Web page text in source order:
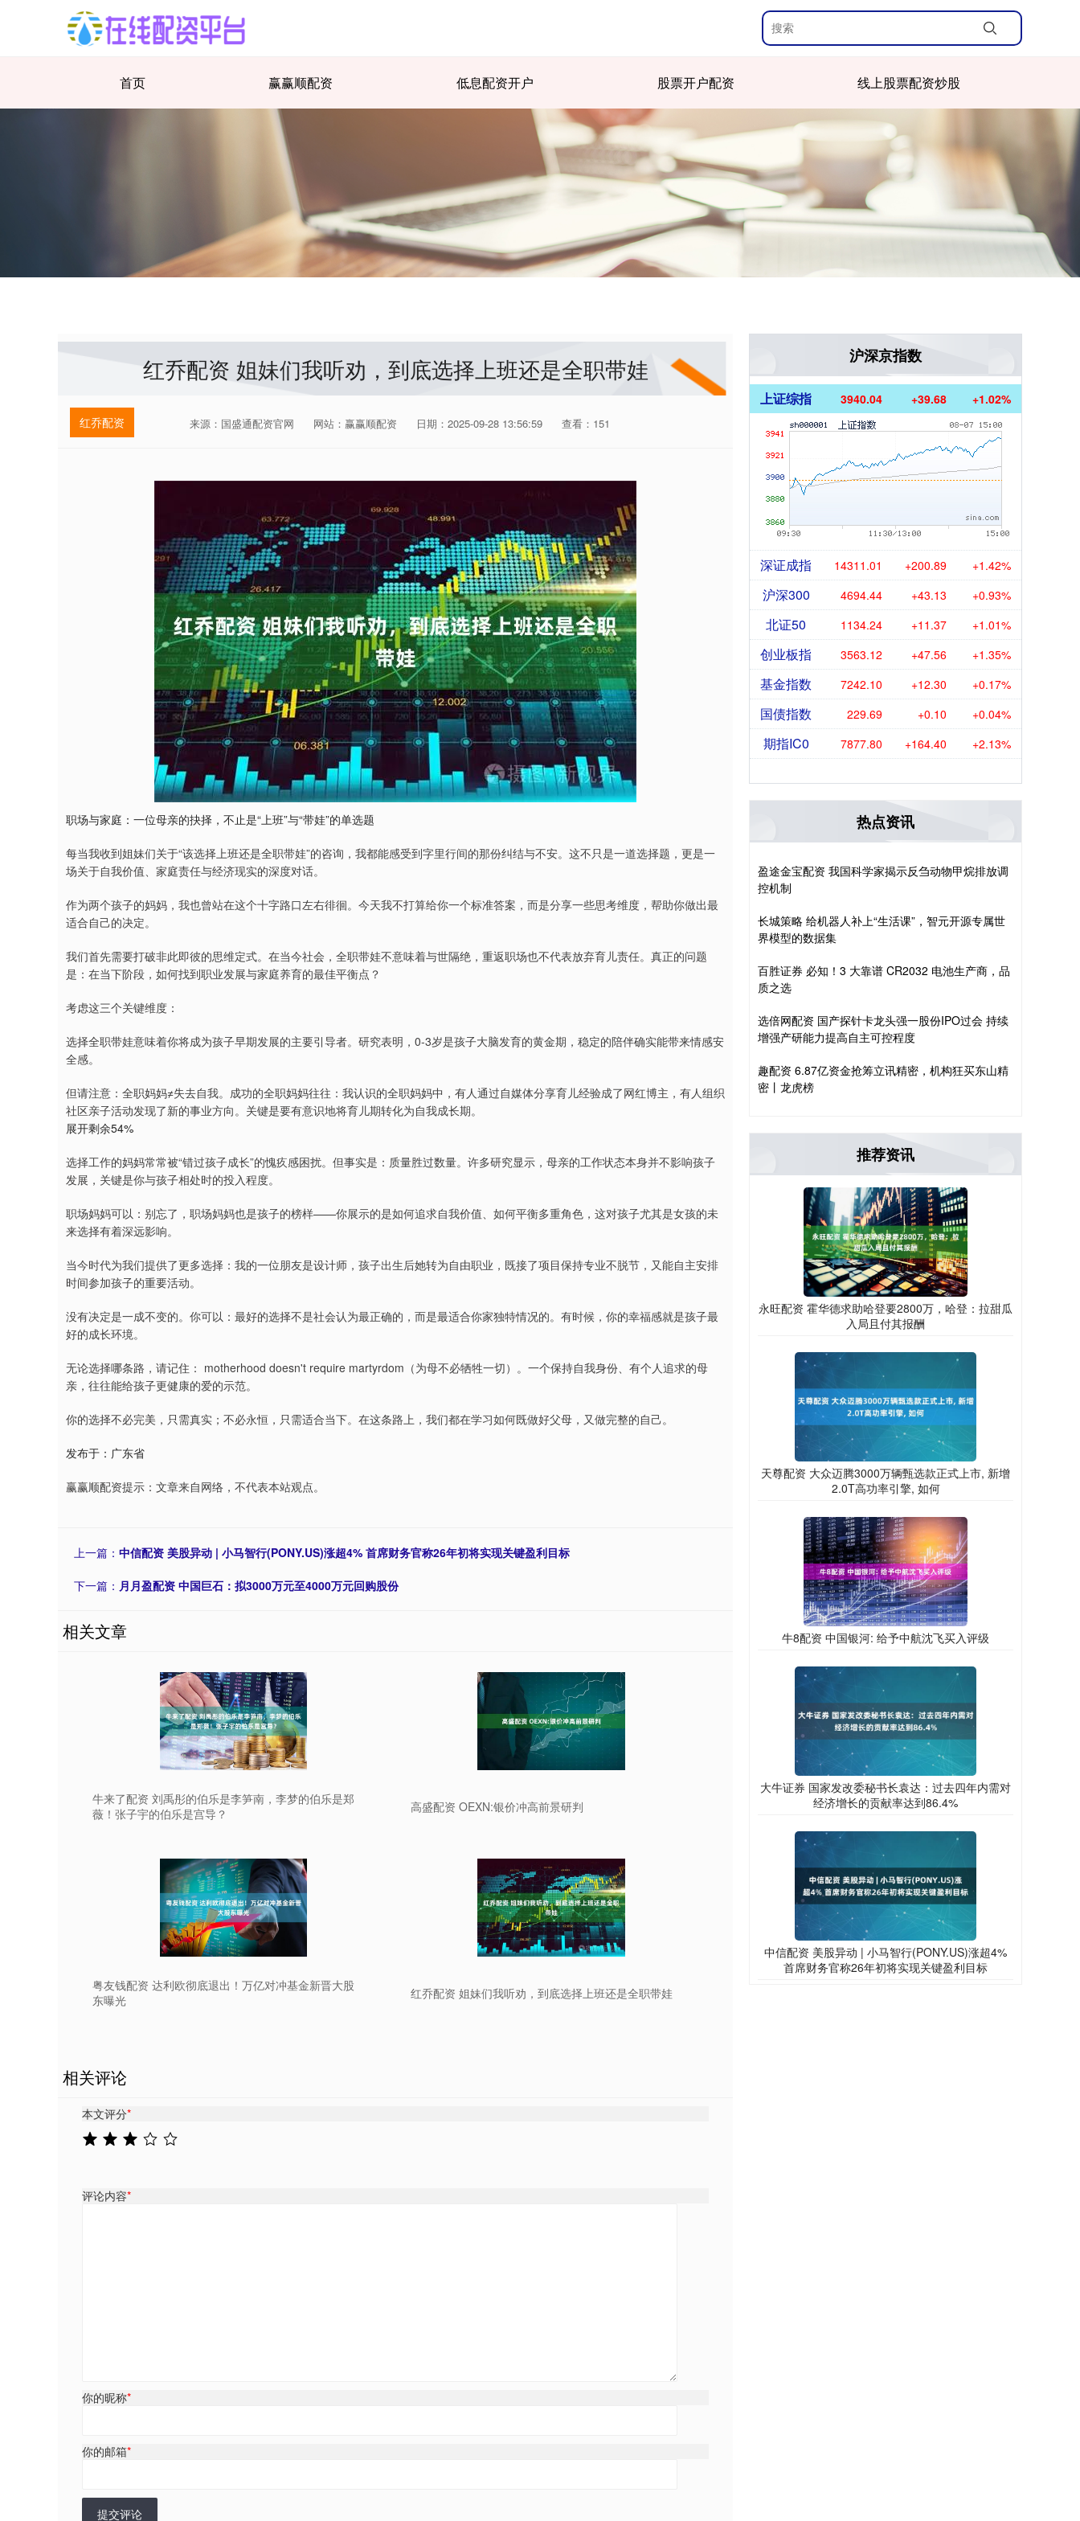
首页 赢赢顺配资 低息配资开户 股票开户配资 线上股票配资炒股
红乔配资 姐妹们我听劝，到底选择上班还是全职带娃
红乔配资 来源：国盛通配资官网 网站：赢赢顺配资 日期：2025-09-28 13:56:59 查看：151
职场与家庭：一位母亲的抉择，不止是“上班”与“带娃”的单选题
每当我收到姐妹们关于“该选择上班还是全职带娃”的咨询，我都能感受到字里行间的那份纠结与不安。这不只是一道选择题，更是一
场关于自我价值、家庭责任与经济现实的深度对话。
作为两个孩子的妈妈，我也曾站在这个十字路口左右徘徊。今天我不打算给你一个标准答案，而是分享一些思考维度，帮助你做出最
适合自己的决定。
我们首先需要打破非此即彼的思维定式。在当今社会，全职带娃不意味着与世隔绝，重返职场也不代表放弃育儿责任。真正的问题
是：在当下阶段，如何找到职业发展与家庭养育的最佳平衡点？
考虑这三个关键维度：
选择全职带娃意味着你将成为孩子早期发展的主要引导者。研究表明，0-3岁是孩子大脑发育的黄金期，稳定的陪伴确实能带来情感安
全感。
但请注意：全职妈妈≠失去自我。成功的全职妈妈往往：我认识的全职妈妈中，有人通过自媒体分享育儿经验成了网红博主，有人组织
社区亲子活动发现了新的事业方向。关键是要有意识地将育儿期转化为自我成长期。
展开剩余54%
选择工作的妈妈常常被“错过孩子成长”的愧疚感困扰。但事实是：质量胜过数量。许多研究显示，母亲的工作状态本身并不影响孩子
发展，关键是你与孩子相处时的投入程度。
职场妈妈可以：别忘了，职场妈妈也是孩子的榜样——你展示的是如何追求自我价值、如何平衡多重角色，这对孩子尤其是女孩的未
来选择有着深远影响。
当今时代为我们提供了更多选择：我的一位朋友是设计师，孩子出生后她转为自由职业，既接了项目保持专业不脱节，又能自主安排
时间参加孩子的重要活动。
没有决定是一成不变的。你可以：最好的选择不是社会认为最正确的，而是最适合你家独特情况的。有时候，你的幸福感就是孩子最
好的成长环境。
无论选择哪条路，请记住： motherhood doesn't require martyrdom（为母不必牺牲一切）。一个保持自我身份、有个人追求的母
亲，往往能给孩子更健康的爱的示范。
你的选择不必完美，只需真实；不必永恒，只需适合当下。在这条路上，我们都在学习如何既做好父母，又做完整的自己。
发布于：广东省
赢赢顺配资提示：文章来自网络，不代表本站观点。
上一篇： 中信配资 美股异动 | 小马智行(PONY.US)涨超4% 首席财务官称26年初将实现关键盈利目标
下一篇： 月月盈配资 中国巨石：拟3000万元至4000万元回购股份
相关文章
牛来了配资 刘禹彤的伯乐是李笋南，李梦的伯乐是郑
薇！张子宇的伯乐是宫导？
高盛配资 OEXN:银价冲高前景研判
粤友钱配资 达利欧彻底退出！万亿对冲基金新晋大股
东曝光
红乔配资 姐妹们我听劝，到底选择上班还是全职带娃
相关评论
本文评分*
评论内容*
你的昵称*
你的邮箱*
提交评论
沪深京指数
上证综指 3940.04 +39.68 +1.02%
深证成指 14311.01 +200.89 +1.42%
沪深300 4694.44 +43.13 +0.93%
北证50 1134.24 +11.37 +1.01%
创业板指 3563.12 +47.56 +1.35%
基金指数 7242.10 +12.30 +0.17%
国债指数 229.69 +0.10 +0.04%
期指IC0 7877.80 +164.40 +2.13%
热点资讯
盈途金宝配资 我国科学家揭示反刍动物甲烷排放调
控机制
长城策略 给机器人补上“生活课”，智元开源专属世
界模型的数据集
百胜证券 必知！3 大靠谱 CR2032 电池生产商，品
质之选
选倍网配资 国产探针卡龙头强一股份IPO过会 持续
增强产研能力提高自主可控程度
趣配资 6.87亿资金抢筹立讯精密，机构狂买东山精
密丨龙虎榜
推荐资讯
永旺配资 霍华德求助哈登要2800万，哈登：拉甜瓜
入局且付其报酬
天尊配资 大众迈腾3000万辆甄选款正式上市, 新增
2.0T高功率引擎, 如何
牛8配资 中国银河: 给予中航沈飞买入评级
大牛证券 国家发改委秘书长袁达：过去四年内需对
经济增长的贡献率达到86.4%
中信配资 美股异动 | 小马智行(PONY.US)涨超4%
首席财务官称26年初将实现关键盈利目标